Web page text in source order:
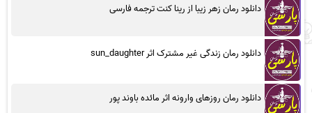
دانلود رمان زهر زیبا از رینا کنت ترجمه فارسی
دانلود رمان زندگی غیر مشترک اثر sun_daughter
دانلود رمان روزهای وارونه اثر مائده باوند پور